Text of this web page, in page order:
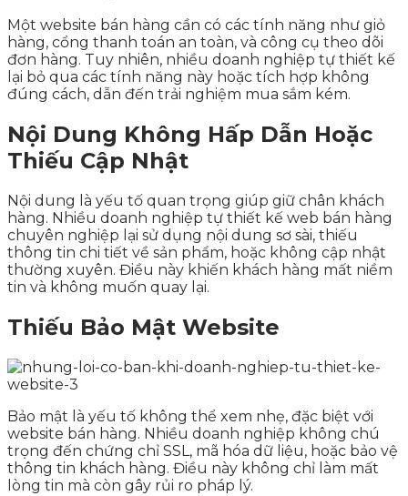
Một website bán hàng cần có các tính năng như giỏ
hàng, cổng thanh toán an toàn, và công cụ theo dõi
đơn hàng. Tuy nhiên, nhiều doanh nghiệp tự thiết kế
lại bỏ qua các tính năng này hoặc tích hợp không
đúng cách, dẫn đến trải nghiệm mua sắm kém.
Nội Dung Không Hấp Dẫn Hoặc
Thiếu Cập Nhật
Nội dung là yếu tố quan trọng giúp giữ chân khách
hàng. Nhiều doanh nghiệp tự thiết kế web bán hàng
chuyên nghiệp lại sử dụng nội dung sơ sài, thiếu
thông tin chi tiết về sản phẩm, hoặc không cập nhật
thường xuyên. Điều này khiến khách hàng mất niềm
tin và không muốn quay lại.
Thiếu Bảo Mật Website
Bảo mật là yếu tố không thể xem nhẹ, đặc biệt với
website bán hàng. Nhiều doanh nghiệp không chú
trọng đến chứng chỉ SSL, mã hóa dữ liệu, hoặc bảo vệ
thông tin khách hàng. Điều này không chỉ làm mất
lòng tin mà còn gây rủi ro pháp lý.